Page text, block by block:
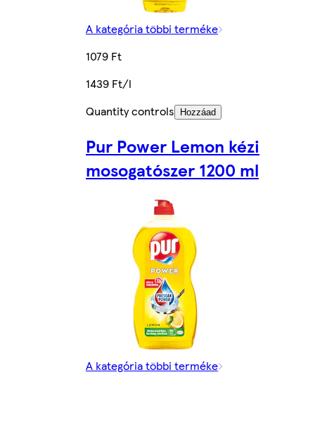
A kategória többi terméke
1079 Ft
1439 Ft/l
Quantity controls
Hozzáad
Pur Power Lemon kézi
mosogatószer 1200 ml
A kategória többi terméke